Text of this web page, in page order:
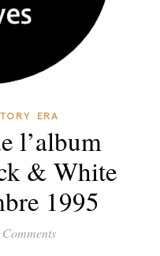
ERA
l’album
& White
1995